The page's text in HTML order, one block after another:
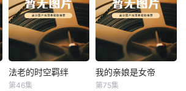
法老的时空羁绊
法老的时空羁绊
第46集
我的亲娘是女帝
我的亲娘是女帝
第75集